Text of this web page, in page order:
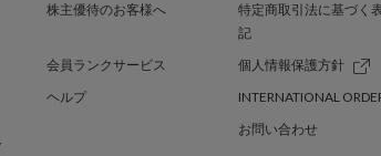
株主優待のお客様へ
特定商取引法に基づく
記
会員ランクサービス
個人情報保護方針
ヘルプ
INTERNATIONAL
お問い合わせ